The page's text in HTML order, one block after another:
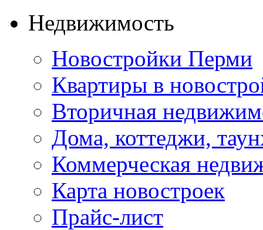
Недвижимость
Новостройки Перми
Квартиры в
Вторичная
Дома, коттеджи,
Коммерческая
Карта новостроек
Прайс-лист